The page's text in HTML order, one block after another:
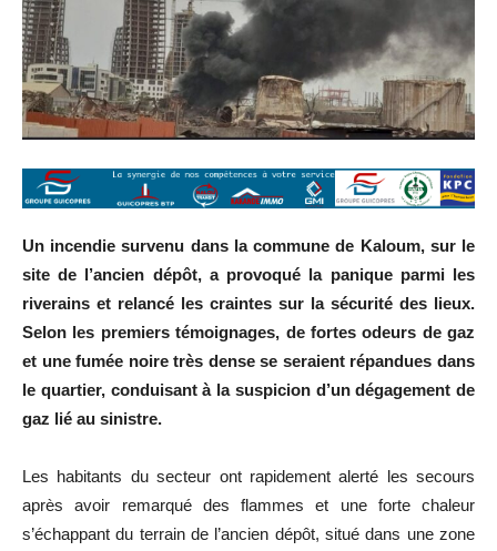
Un incendie survenu dans la commune de Kaloum, sur le
site de l’ancien dépôt, a provoqué la panique parmi les
riverains et relancé les craintes sur la sécurité des lieux.
Selon les premiers témoignages, de fortes odeurs de gaz
et une fumée noire très dense se seraient répandues dans
le quartier, conduisant à la suspicion d’un dégagement de
gaz lié au sinistre.
Les habitants du secteur ont rapidement alerté les secours
après avoir remarqué des flammes et une forte chaleur
s’échappant du terrain de l’ancien dépôt, situé dans une zone